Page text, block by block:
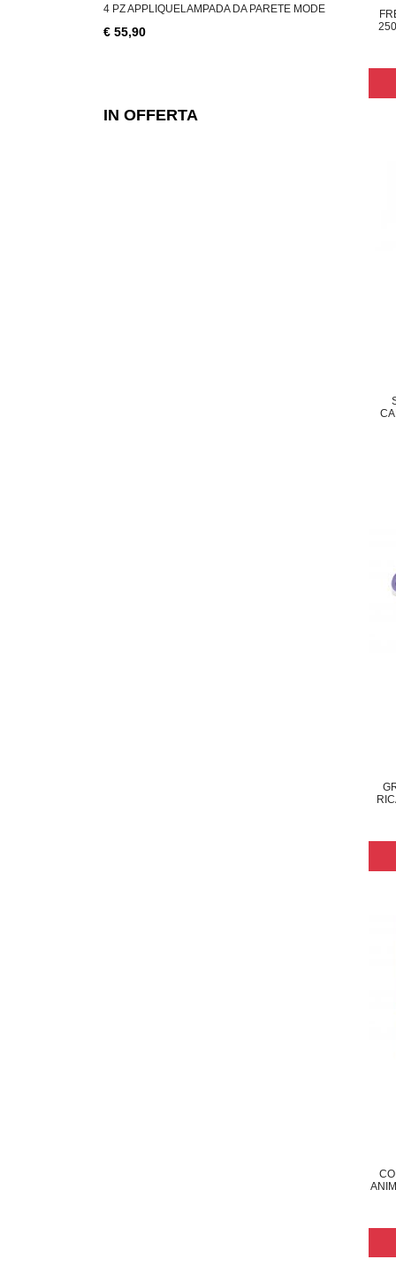
4 PZ APPLIQUELAMPADA DA PARETE MODE
€ 55,90
COPPIA
IN OFFERTA